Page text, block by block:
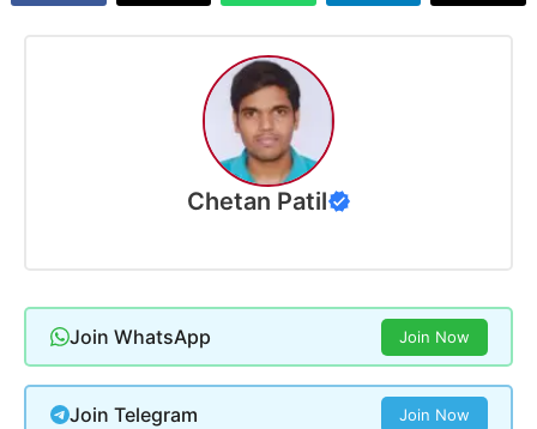
Chetan Patil
Join WhatsApp Join Now
Join Telegram Join Now